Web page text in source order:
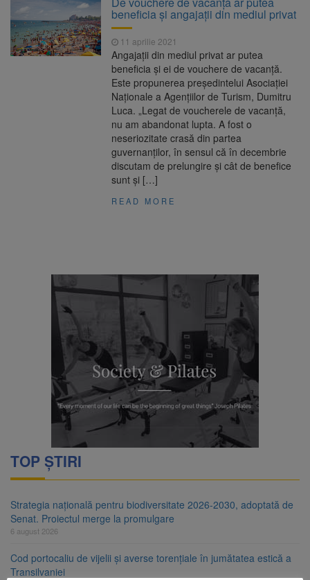
Ormeniș
6 august 2026
AUR a lansat platforma
suspeND.ro pentru urmărirea inițiativei de
suspendare a președintelui Nicușor Dan
6 august 2026
Înalta Curte analizează
dosarul lui Călin Georgescu și Horațiu Potra.
Judecătorii decid dacă începe procesul
Strategia națională pentru
biodiversitate 2026-2030, adoptată de Senat.
Proiectul merge la promulgare
beneficia şi angajaţii din mediul privat
11 aprilie 2021
Angajaţii din mediul privat ar putea
beneficia şi ei de vouchere de vacanţă.
Este propunerea preşedintelui Asociaţiei
Naţionale a Agenţiilor de Turism, Dumitru
Luca. „Legat de voucherele de vacanţă,
nu am abandonat lupta. A fost o
neseriozitate crasă din partea
guvernanţilor, în sensul că în decembrie
discutam de prelungire şi cât de benefice
sunt şi […]
READ MORE
TOP ȘTIRI
Strategia națională pentru biodiversitate 2026-2030, adoptată de
Senat. Proiectul merge la promulgare
6 august 2026
Cod portocaliu de vijelii și averse torențiale în jumătatea estică a
Transilvaniei